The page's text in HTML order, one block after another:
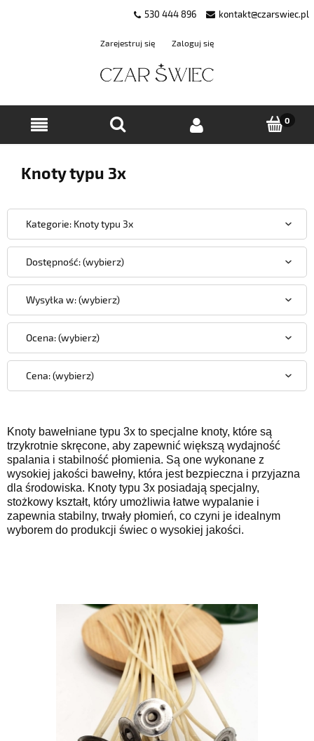
530 444 896 kontakt@czarswiec.pl
Zarejestruj się Zaloguj się
Knoty typu 3x
Kategorie: Knoty typu 3x
Dostępność: (wybierz)
Wysyłka w: (wybierz)
Ocena: (wybierz)
Cena: (wybierz)
Knoty bawełniane typu 3x to specjalne knoty, które są
trzykrotnie skręcone, aby zapewnić większą wydajność
spalania i stabilność płomienia. Są one wykonane z
wysokiej jakości bawełny, która jest bezpieczna i przyjazna
dla środowiska. Knoty typu 3x posiadają specjalny,
stożkowy kształt, który umożliwia łatwe wypalanie i
zapewnia stabilny, trwały płomień, co czyni je idealnym
wyborem do produkcji świec o wysokiej jakości.